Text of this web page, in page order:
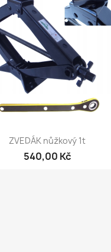
Rychlý náhled
ZVEDÁK nůžkový 1t
540,00 Kč